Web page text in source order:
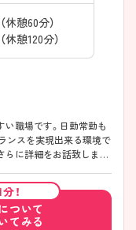
憩60分）
憩120分）
い職場です。日勤常勤も
ンスを実現出来る環境で
らに詳細をお話致します
！
ついて
てみる